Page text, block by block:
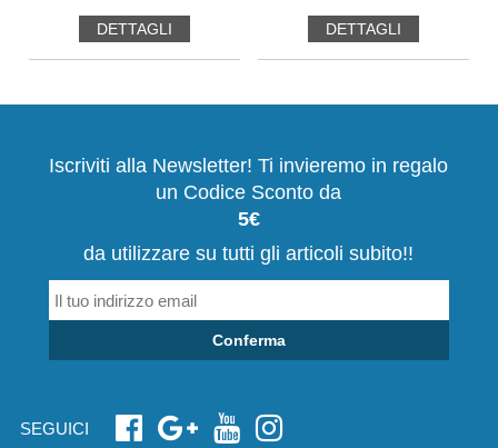
DETTAGLI DETTAGLI
Iscriviti alla Newsletter! Ti invieremo in regalo
un Codice Sconto da
5€
da utilizzare su tutti gli articoli subito!!
Conferma
SEGUICI